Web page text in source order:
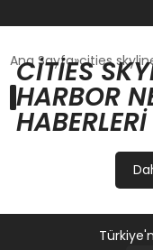
GÜNCEL
OYUN HABERLERI
EĞITIM
Ana Sayfa cities
CITIES
HARBOR
HABERLERI